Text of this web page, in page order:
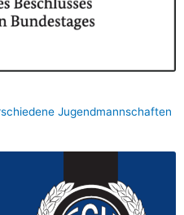
Jugendmannschaften